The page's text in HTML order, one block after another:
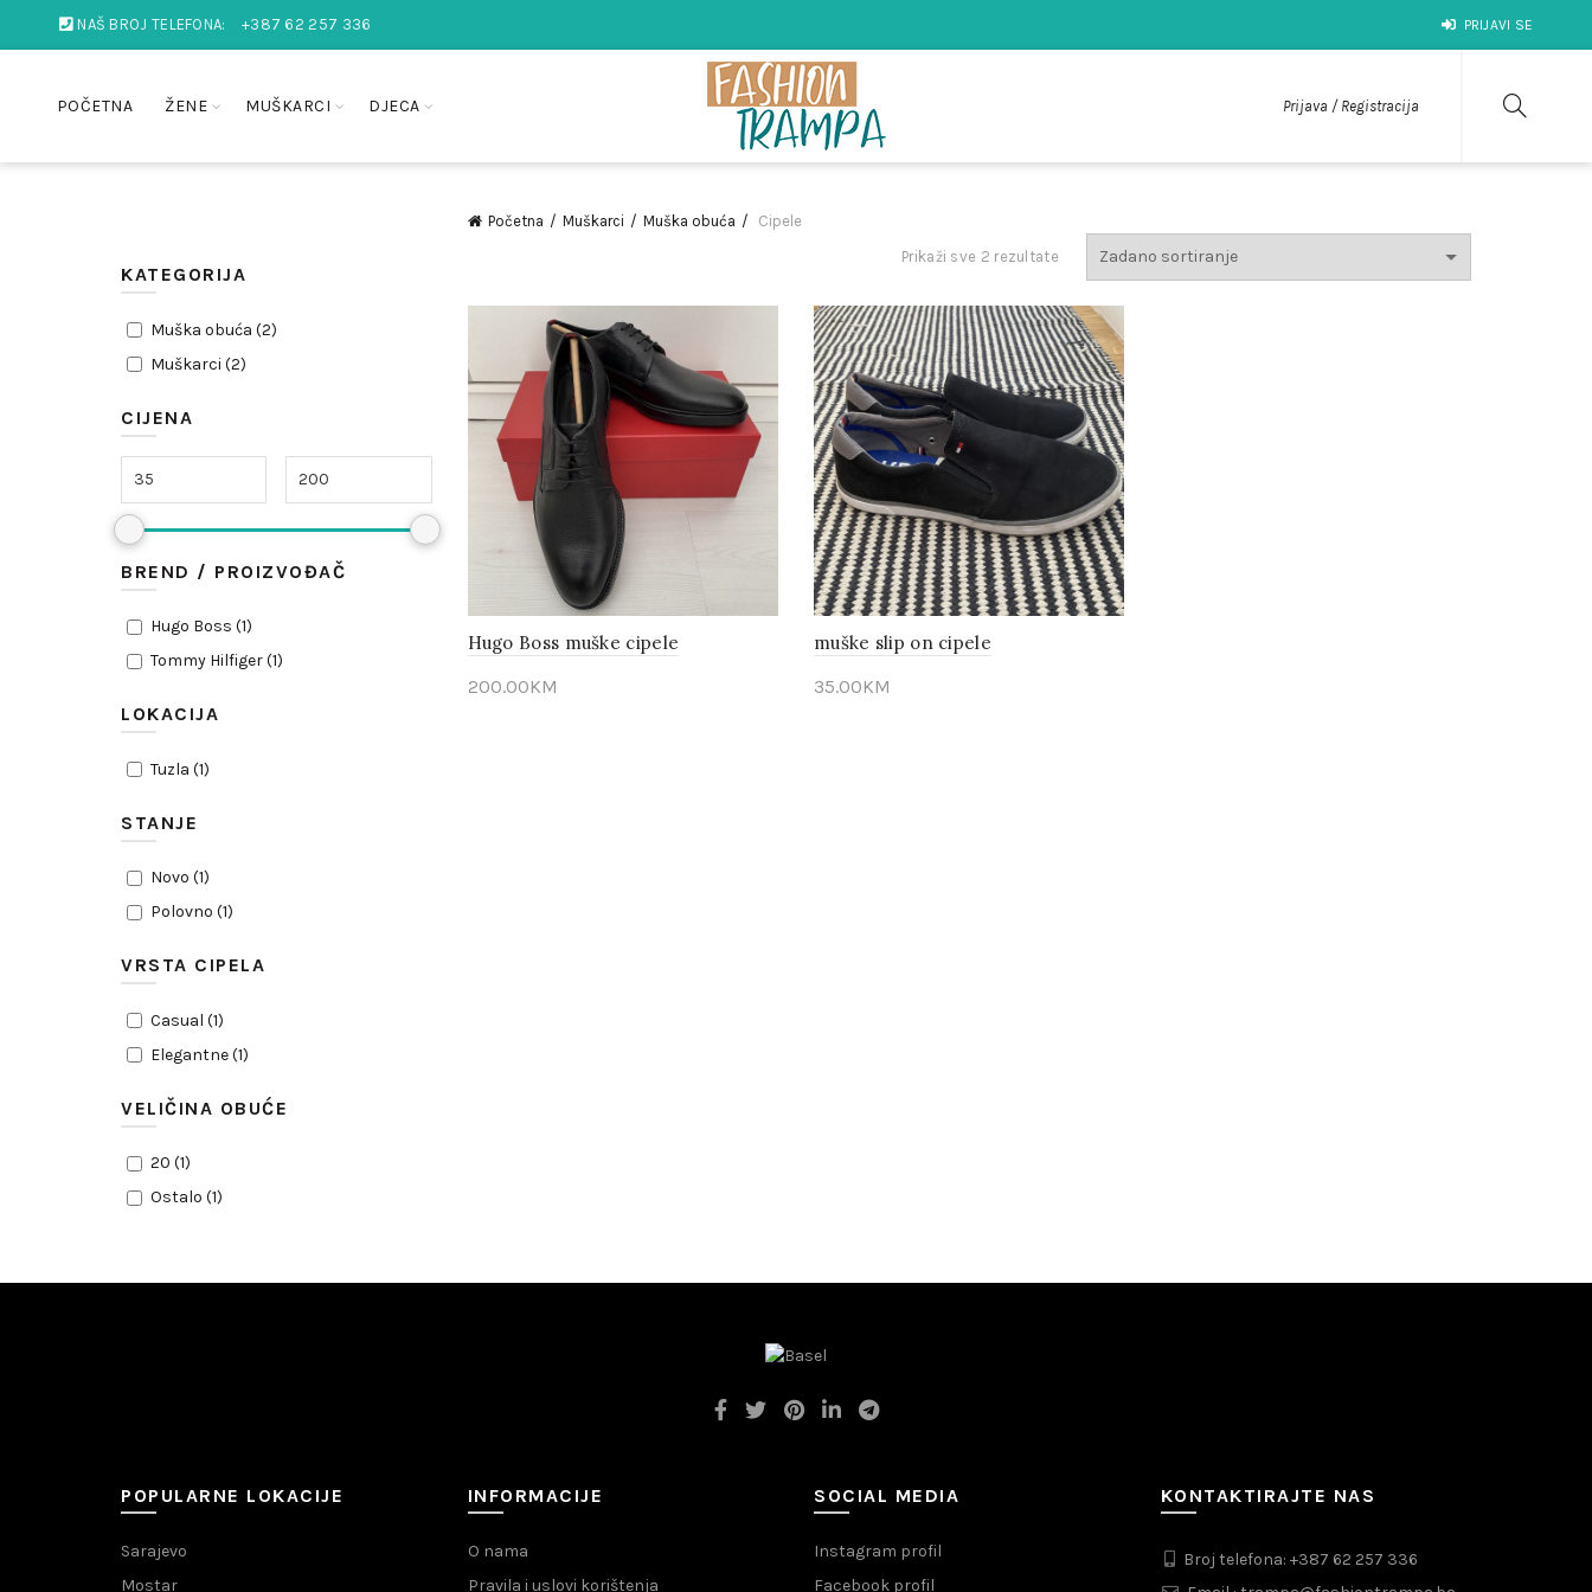
NAŠ BROJ TELEFONA: +387 62 257 336 PRIJAVI SE
POČETNA ŽENE MUŠKARCI DJECA Prijava / Registracija
Početna Muškarci Muška obuća
Cipele
Prikaži sve 2 rezultate
Hugo Boss muške cipele
200.00KM
muške slip on cipele
35.00KM
KATEGORIJA
Muška obuća (2)
Muškarci (2)
CIJENA
BREND / PROIZVOĐAČ
Hugo Boss (1)
Tommy Hilfiger (1)
LOKACIJA
Tuzla (1)
STANJE
Novo (1)
Polovno (1)
VRSTA CIPELA
Casual (1)
Elegantne (1)
VELIČINA OBUĆE
20 (1)
Ostalo (1)
POPULARNE LOKACIJE
Sarajevo
Mostar
INFORMACIJE
O nama
Pravila i uslovi korištenja
SOCIAL MEDIA
Instagram profil
Facebook profil
KONTAKTIRAJTE NAS
Broj telefona: +387 62 257 336